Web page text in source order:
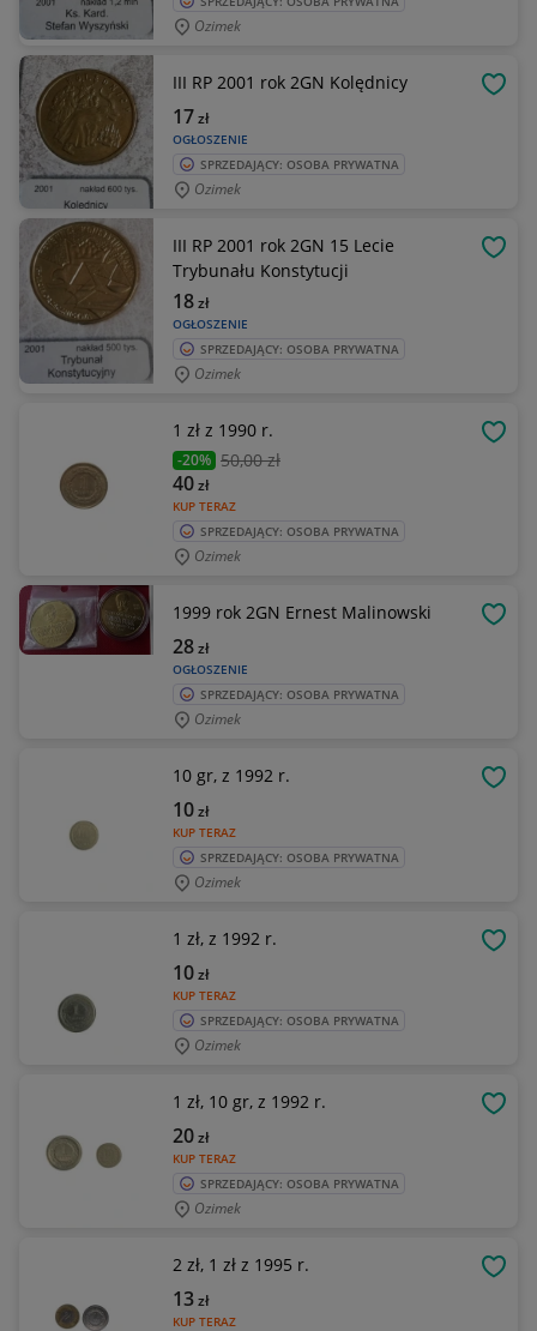
Ozimek
III RP 2001 rok 2GN Kolędnicy
OGŁOSZENIE
17zł
SPRZEDAJĄCY: OSOBA PRYWATNA
Ozimek
III RP 2001 rok 2GN 15 Lecie
Trybunału Konstytucji
OGŁOSZENIE
18zł
SPRZEDAJĄCY: OSOBA PRYWATNA
Ozimek
1 zł z 1990 r.
-20% 50,00 zł
KUP TERAZ
40zł
SPRZEDAJĄCY: OSOBA PRYWATNA
Ozimek
1999 rok 2GN Ernest Malinowski
OGŁOSZENIE
28zł
SPRZEDAJĄCY: OSOBA PRYWATNA
Ozimek
10 gr, z 1992 r.
KUP TERAZ
10zł
SPRZEDAJĄCY: OSOBA PRYWATNA
Ozimek
1 zł, z 1992 r.
KUP TERAZ
10zł
SPRZEDAJĄCY: OSOBA PRYWATNA
Ozimek
1 zł, 10 gr, z 1992 r.
KUP TERAZ
20zł
SPRZEDAJĄCY: OSOBA PRYWATNA
Ozimek
2 zł, 1 zł z 1995 r.
KUP TERAZ
13zł